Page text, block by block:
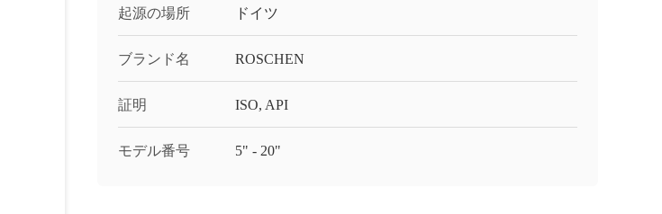
起源の場所 ドイツ
ブランド名 ROSCHEN
証明 ISO, API
モデル番号 5" - 20"